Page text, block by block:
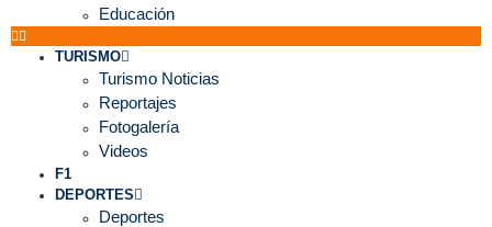
Educación
TURISMO
Turismo Noticias
Reportajes
Fotogalería
Videos
F1
DEPORTES
Deportes